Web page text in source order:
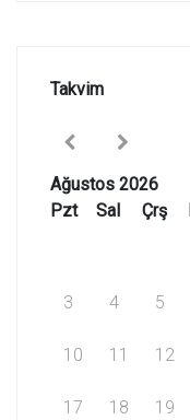
Takvim
Ağustos 2026
Pzt
Sal Çrş
3 4 5
10 11 12
17 18 19